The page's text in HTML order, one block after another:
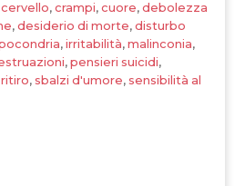
cervello,crampi,cuore,debolezza
,desiderio di morte,disturbo
,irritabilità,malinconia,
,pensieri suicidi,
ritiro,sbalzi d'umore,sensibilità al